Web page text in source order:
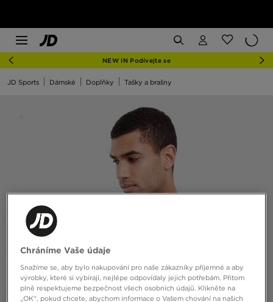
NEW IN Podívejte se
JD Sports Dámské Doplňky Tašky a brašny
Chráníme Vaše údaje
Snažíme se, aby bylo nakupování pro naše zákazníky příjemné a aby
výrobky, které si vybírají, nejlépe odpovídaly jejich potřebám. Přitom
plně respektujeme bezpečnost všech osobních údajů. Klikněte na
„OK“, pokud chcete, abychom informace o Vašem chování na našich